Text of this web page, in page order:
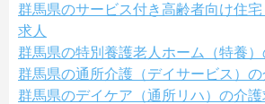
群馬県のサービス付き高齢者向け住
求人
群馬県の特別養護老人ホーム（特養）
群馬県の通所介護（デイサービス）の
群馬県のデイケア（通所リハ）の介護